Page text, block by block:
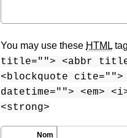
You may use these HTML
title=""> <abbr
<blockquote cite="">
datetime=""> <em>
<strong>
Nom